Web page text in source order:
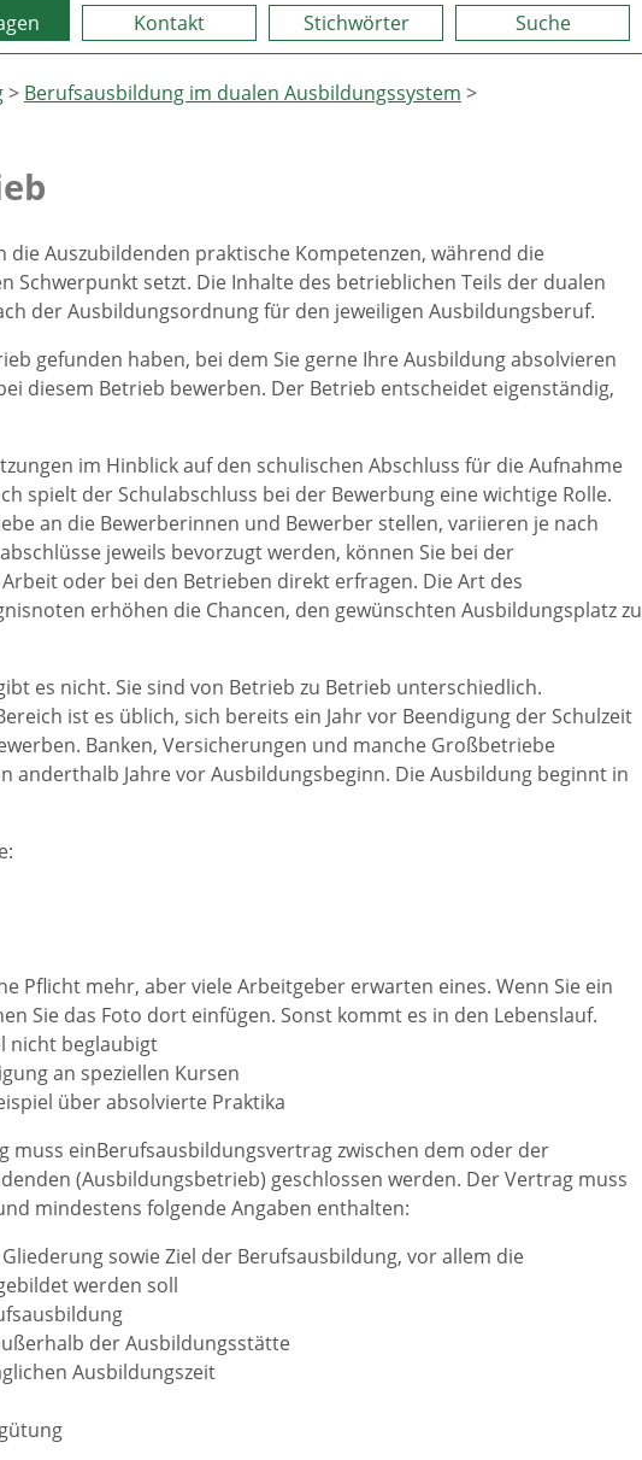
Kontakt Stichwörter Suche
> Berufsausbildung im dualen Ausbildungssystem >
Auszubildenden praktische Kompetenzen, während die
Schwerpunkt setzt. Die Inhalte des betrieblichen Teils der dualen
der Ausbildungsordnung für den jeweiligen Ausbildungsberuf.
gefunden haben, bei dem Sie gerne Ihre Ausbildung absolvieren
diesem Betrieb bewerben. Der Betrieb entscheidet eigenständig,
im Hinblick auf den schulischen Abschluss für die Aufnahme
spielt der Schulabschluss bei der Bewerbung eine wichtige Rolle.
an die Bewerberinnen und Bewerber stellen, variieren je nach
jeweils bevorzugt werden, können Sie bei der
oder bei den Betrieben direkt erfragen. Die Art des
erhöhen die Chancen, den gewünschten Ausbildungsplatz zu
es nicht. Sie sind von Betrieb zu Betrieb unterschiedlich.
ist es üblich, sich bereits ein Jahr vor Beendigung der Schulzeit
Banken, Versicherungen und manche Großbetriebe
anderthalb Jahre vor Ausbildungsbeginn. Die Ausbildung beginnt in
Pflicht mehr, aber viele Arbeitgeber erwarten eines. Wenn Sie ein
Sie das Foto dort einfügen. Sonst kommt es in den Lebenslauf.
nicht beglaubigt
an speziellen Kursen
über absolvierte Praktika
muss einBerufsausbildungsvertrag zwischen dem oder der
(Ausbildungsbetrieb) geschlossen werden. Der Vertrag muss
mindestens folgende Angaben enthalten:
sowie Ziel der Berufsausbildung, vor allem die
werden soll
der Ausbildungsstätte
Ausbildungszeit